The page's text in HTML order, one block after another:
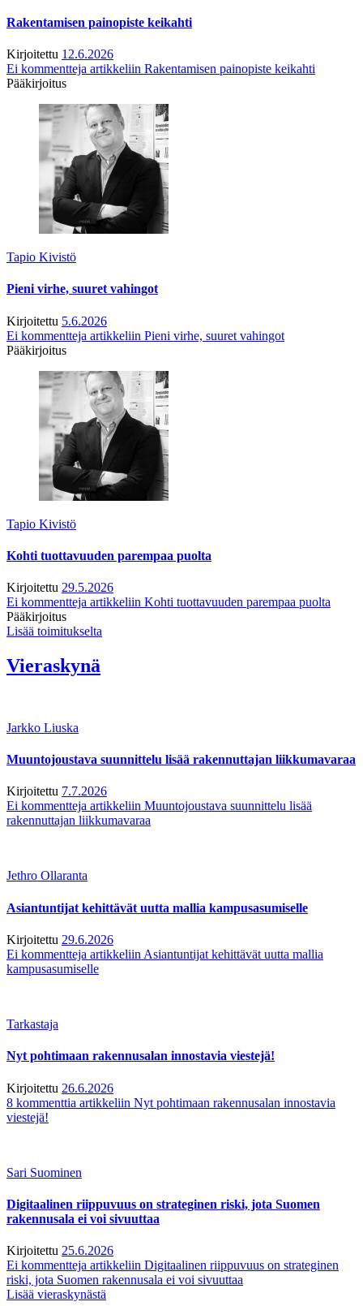
Rakentamisen painopiste keikahti
Kirjoitettu 12.6.2026
Ei kommentteja artikkeliin Rakentamisen painopiste keikahti
Pääkirjoitus
Tapio Kivistö
Pieni virhe, suuret vahingot
Kirjoitettu 5.6.2026
Ei kommentteja artikkeliin Pieni virhe, suuret vahingot
Pääkirjoitus
Tapio Kivistö
Kohti tuottavuuden parempaa puolta
Kirjoitettu 29.5.2026
Ei kommentteja artikkeliin Kohti tuottavuuden parempaa puolta
Pääkirjoitus
Lisää toimitukselta
Vieraskynä
Jarkko Liuska
Muuntojoustava suunnittelu lisää rakennuttajan liikkumavaraa
Kirjoitettu 7.7.2026
Ei kommentteja artikkeliin Muuntojoustava suunnittelu lisää
rakennuttajan liikkumavaraa
Jethro Ollaranta
Asiantuntijat kehittävät uutta mallia kampusasumiselle
Kirjoitettu 29.6.2026
Ei kommentteja artikkeliin Asiantuntijat kehittävät uutta mallia
kampusasumiselle
Tarkastaja
Nyt pohtimaan rakennusalan innostavia viestejä!
Kirjoitettu 26.6.2026
8 kommenttia artikkeliin Nyt pohtimaan rakennusalan innostavia
viestejä!
Sari Suominen
Digitaalinen riippuvuus on strateginen riski, jota Suomen
rakennusala ei voi sivuuttaa
Kirjoitettu 25.6.2026
Ei kommentteja artikkeliin Digitaalinen riippuvuus on strateginen
riski, jota Suomen rakennusala ei voi sivuuttaa
Lisää vieraskynästä